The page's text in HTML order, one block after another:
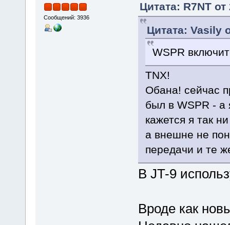
Сообщений: 3936
Цитата: R7NT
Цитата: Vasily
WSPR
TNX!
Обана! сейчас
был в WSPR - а
кажется я так
а внешне не
передачи и те
В JT-9
Вроде как